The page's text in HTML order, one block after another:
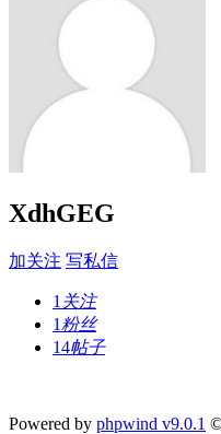
XdhGEG
加关注 写私信
1 关注
1 粉丝
14帖子
Powered by phpwind v9.0.1